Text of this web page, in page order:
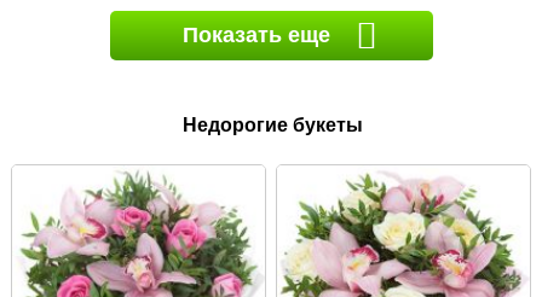
Показать еще
Недорогие букеты